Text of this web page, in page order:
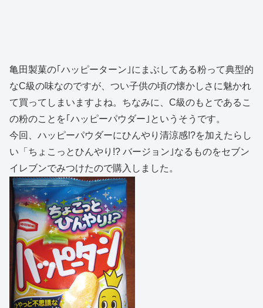
亀田製菓の｢ハッピーターン｣にまぶしてある粉って典型的
なC級の味なのですが、つい子供の頃の懐かしさに魅かれ
て買ってしまいますよね。ちなみに、C級のもとであるこ
の粉のことを｢ハッピーパウダー｣というそうです。
今回、ハッピーパウダーにひんやり清涼感!?を加えたらし
い「ちょこっとひんやり!? バージョン｣なるものをセブン
イレブンでみつけたので購入しました。